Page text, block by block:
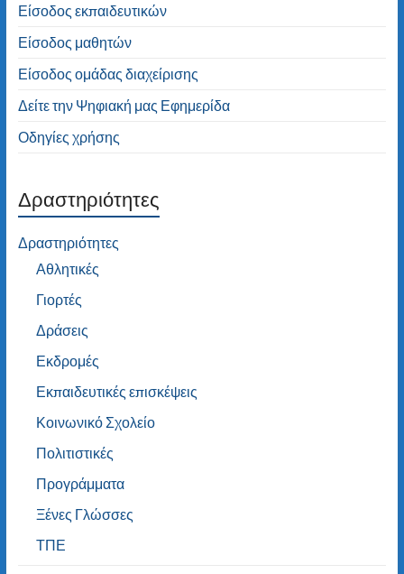
Είσοδος εκπαιδευτικών
Είσοδος μαθητών
Είσοδος ομάδας διαχείρισης
Δείτε την Ψηφιακή μας Εφημερίδα
Οδηγίες χρήσης
Δραστηριότητες
Δραστηριότητες
Αθλητικές
Γιορτές
Δράσεις
Εκδρομές
Εκπαιδευτικές επισκέψεις
Κοινωνικό Σχολείο
Πολιτιστικές
Προγράμματα
Ξένες Γλώσσες
ΤΠΕ